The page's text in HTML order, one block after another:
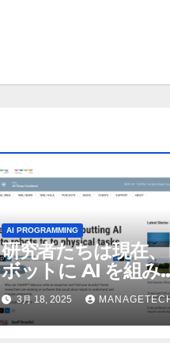
AI PROGRAMMING
研究者たちは現在
ボットに AI を組み
んで物理的な作業
行させている | ノー
ン パブリック ラジ
3月 18, 2025